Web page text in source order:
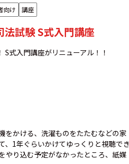
向け 講座
試験 S式入門講座
式入門講座がリニューアル！！
をかける、洗濯ものをたたむなどの家
、1年ぐらいかけてゆっくりと視聴でき
やり込む予定がなかったところ、紙媒